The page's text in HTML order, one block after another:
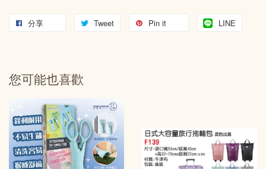
分享 Tweet Pin it LINE
您可能也喜歡